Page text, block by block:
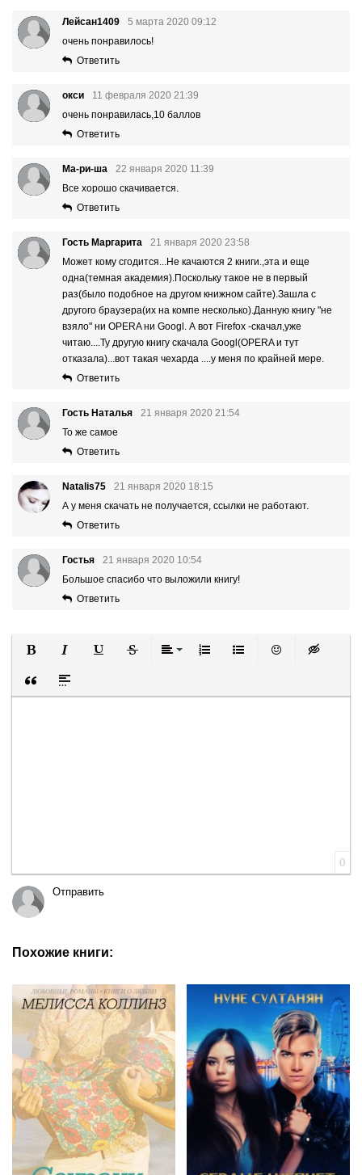
Лейсан1409
5 марта 2020 09:12
очень понравилось!
Ответить
окси
11 февраля 2020 21:39
очень понравилась,10 баллов
Ответить
Ма-ри-ша
22 января 2020 11:39
Все хорошо скачивается.
Ответить
Гость Маргарита
21 января 2020 23:58
Может кому сгодится...Не качаются 2 книги.,эта и еще
одна(темная академия).Поскольку такое не в первый
раз(было подобное на другом книжном сайте).Зашла с
другого браузера(их на компе несколько).Данную книгу "не
взяло" ни OPERA ни Googl. А вот Firefox -скачал,уже
читаю....Ту другую книгу скачала Googl(OPERA и тут
отказала)...вот такая чехарда ....у меня по крайней мере.
Ответить
Гость Наталья
21 января 2020 21:54
То же самое
Ответить
Natalis75
21 января 2020 18:15
А у меня скачать не получается, ссылки не работают.
Ответить
Гостья
21 января 2020 10:54
Большое спасибо что выложили книгу!
Ответить
Вставка цитаты
Вставка спойлера
0
Отправить
Похожие книги: